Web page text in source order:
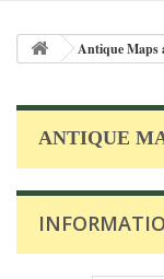
Antique Maps
ANTIQUE